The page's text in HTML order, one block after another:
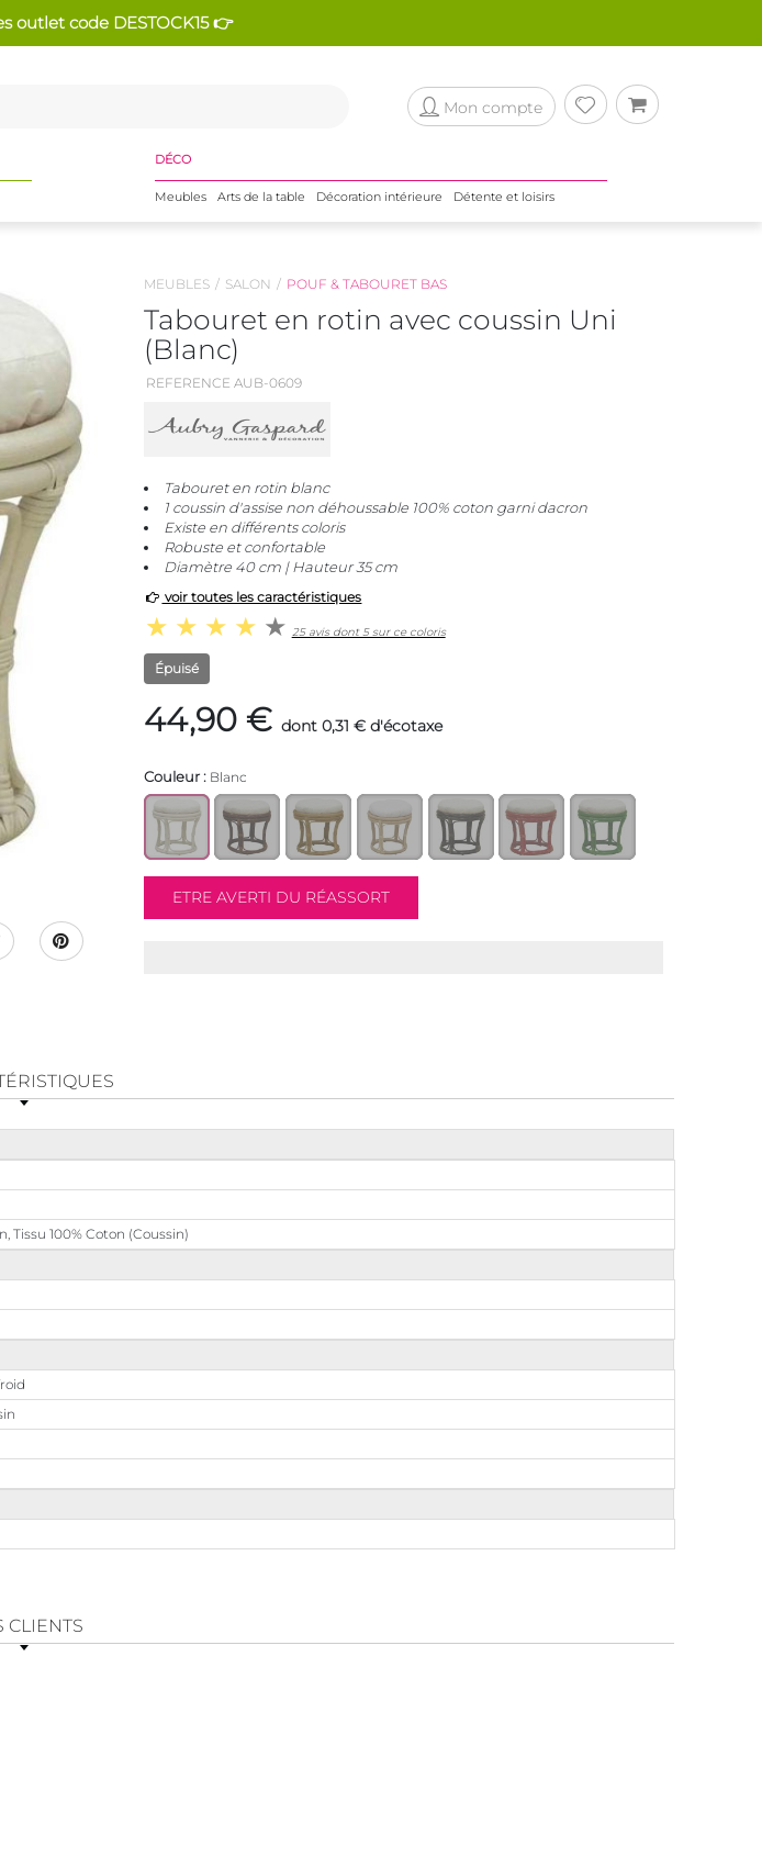
outlet code DESTOCK15 👉
Mon compte
DÉCO
Meubles Arts de la table Décoration intérieure Détente et loisirs
MEUBLES SALON POUF & TABOURET BAS
Tabouret en rotin avec coussin Uni
(Blanc)
REFERENCE AUB-0609
Tabouret en rotin blanc
1 coussin d'assise non déhoussable 100% coton garni dacron
Existe en différents coloris
Robuste et confortable
Diamètre 40 cm | Hauteur 35 cm
voir toutes les caractéristiques
25 avis dont 5 sur ce coloris
Épuisé
44,90 € dont 0,31 € d'écotaxe
Couleur : Blanc
Tissu 100% Coton (Coussin)
CLIENTS